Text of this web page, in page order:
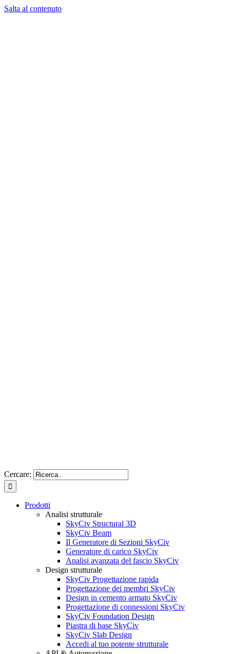
Salta al contenuto
Cercare:
Prodotti
Analisi strutturale
SkyCiv Structural 3D
SkyCiv Beam
Il Generatore di Sezioni SkyCiv
Generatore di carico SkyCiv
Analisi avanzata del fascio SkyCiv
Design strutturale
SkyCiv Progettazione rapida
Progettazione dei membri SkyCiv
Design in cemento armato SkyCiv
Progettazione di connessioni SkyCiv
SkyCiv Foundation Design
Piastra di base SkyCiv
SkyCiv Slab Design
Accedi al tuo potente strutturale